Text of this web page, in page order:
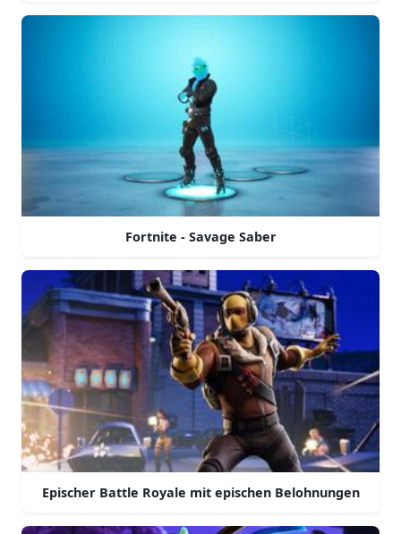
Fortnite - Savage Saber
Epischer Battle Royale mit epischen Belohnungen